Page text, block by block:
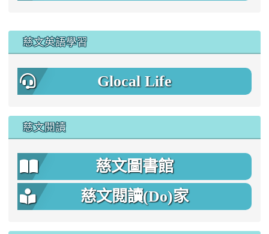
慈文英語學習
Glocal Life
慈文閱讀
慈文圖書館
慈文閱讀(Do)家